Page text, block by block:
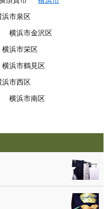
浜市泉区
横浜市金沢区
横浜市栄区
横浜市鶴見区
浜市西区
横浜市南区